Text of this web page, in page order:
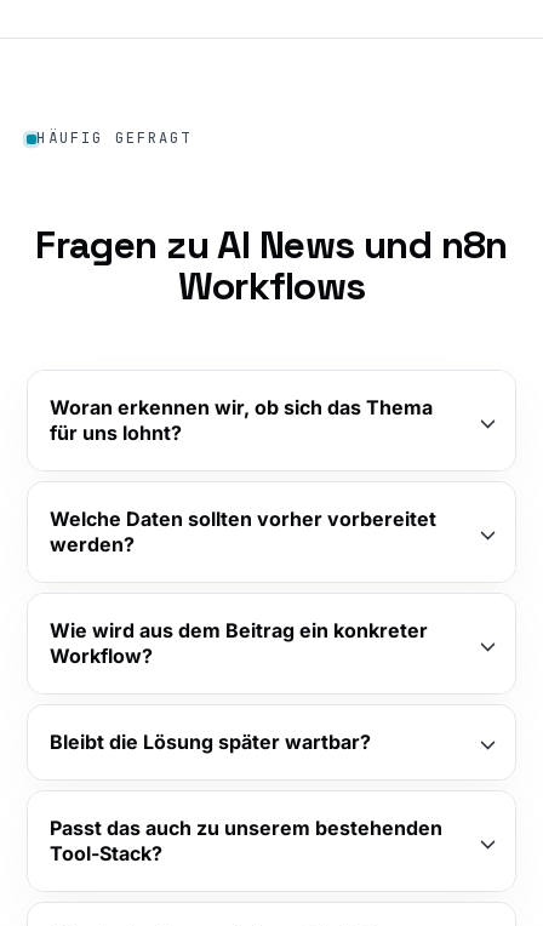
HÄUFIG GEFRAGT
Fragen zu AI News und n8n
Workflows
Woran erkennen wir, ob sich das Thema
für uns lohnt?
Welche Daten sollten vorher vorbereitet
werden?
Wie wird aus dem Beitrag ein konkreter
Workflow?
Bleibt die Lösung später wartbar?
Passt das auch zu unserem bestehenden
Tool-Stack?